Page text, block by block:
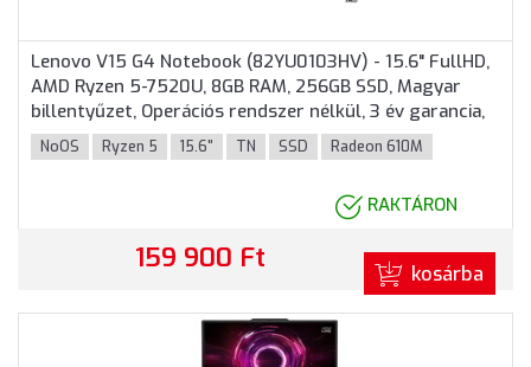
Lenovo V15 G4 Notebook (82YU0103HV) - 15.6" FullHD,
AMD Ryzen 5-7520U, 8GB RAM, 256GB SSD, Magyar
billentyűzet, Operációs rendszer nélkül, 3 év garancia,
Fekete színben
NoOS Ryzen 5 15.6" TN SSD Radeon 610M
RAKTÁRON
159 900 Ft kosárba